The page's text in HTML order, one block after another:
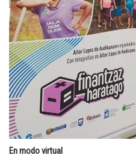
En modo virtual